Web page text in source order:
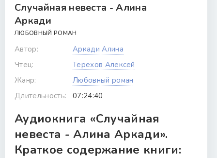
Случайная невеста - Алина
Аркади
ЛЮБОВНЫЙ РОМАН
Автор:
Аркади Алина
Чтец:
Терехов Алексей
Жанр:
Любовный роман
Длительность:
07:24:40
Аудиокнига «Случайная
невеста - Алина Аркади».
Краткое содержание книги: